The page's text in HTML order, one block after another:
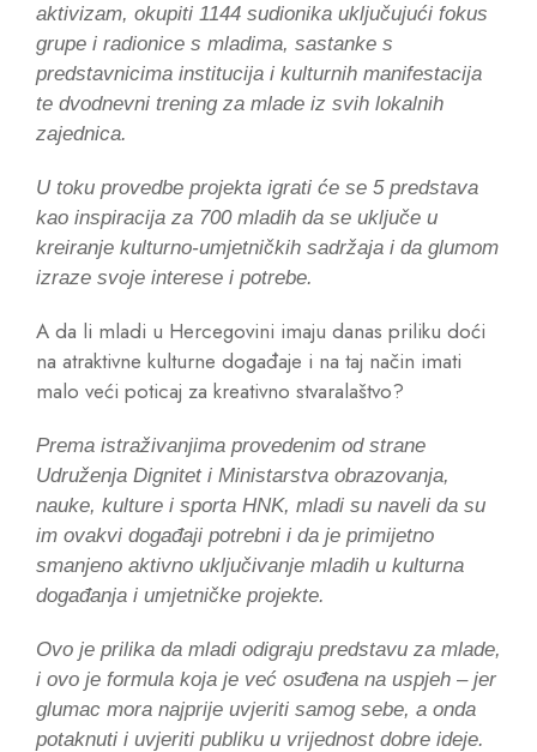
aktivizam, okupiti 1144 sudionika uključujući fokus
grupe i radionice s mladima, sastanke s
predstavnicima institucija i kulturnih manifestacija
te dvodnevni trening za mlade iz svih lokalnih
zajednica.
U toku provedbe projekta igrati će se 5 predstava
kao inspiracija za 700 mladih da se uključe u
kreiranje kulturno-umjetničkih sadržaja i da glumom
izraze svoje interese i potrebe.
A da li mladi u Hercegovini imaju danas priliku doći
na atraktivne kulturne događaje i na taj način imati
malo veći poticaj za kreativno stvaralaštvo?
Prema istraživanjima provedenim od strane
Udruženja Dignitet i Ministarstva obrazovanja,
nauke, kulture i sporta HNK, mladi su naveli da su
im ovakvi događaji potrebni i da je primijetno
smanjeno aktivno uključivanje mladih u kulturna
događanja i umjetničke projekte.
Ovo je prilika da mladi odigraju predstavu za mlade,
i ovo je formula koja je već osuđena na uspjeh – jer
glumac mora najprije uvjeriti samog sebe, a onda
potaknuti i uvjeriti publiku u vrijednost dobre ideje.